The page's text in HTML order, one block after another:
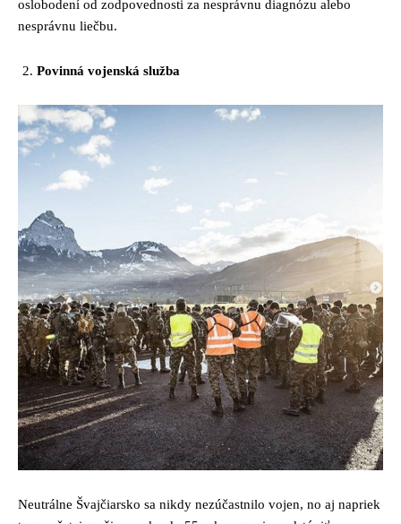
oslobodení od zodpovednosti za nesprávnu diagnózu alebo
nesprávnu liečbu.
Povinná vojenská služba
Neutrálne Švajčiarsko sa nikdy nezúčastnilo vojen, no aj napriek